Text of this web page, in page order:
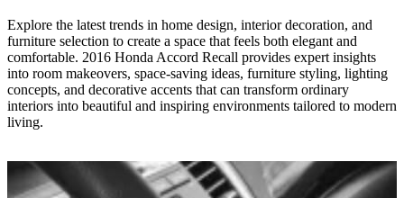
Explore the latest trends in home design, interior decoration, and
furniture selection to create a space that feels both elegant and
comfortable. 2016 Honda Accord Recall provides expert insights
into room makeovers, space-saving ideas, furniture styling, lighting
concepts, and decorative accents that can transform ordinary
interiors into beautiful and inspiring environments tailored to modern
living.